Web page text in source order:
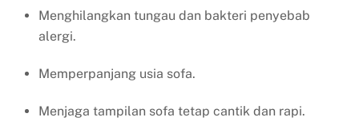
Menghilangkan tungau dan bakteri penyebab
alergi.
Memperpanjang usia sofa.
Menjaga tampilan sofa tetap cantik dan rapi.